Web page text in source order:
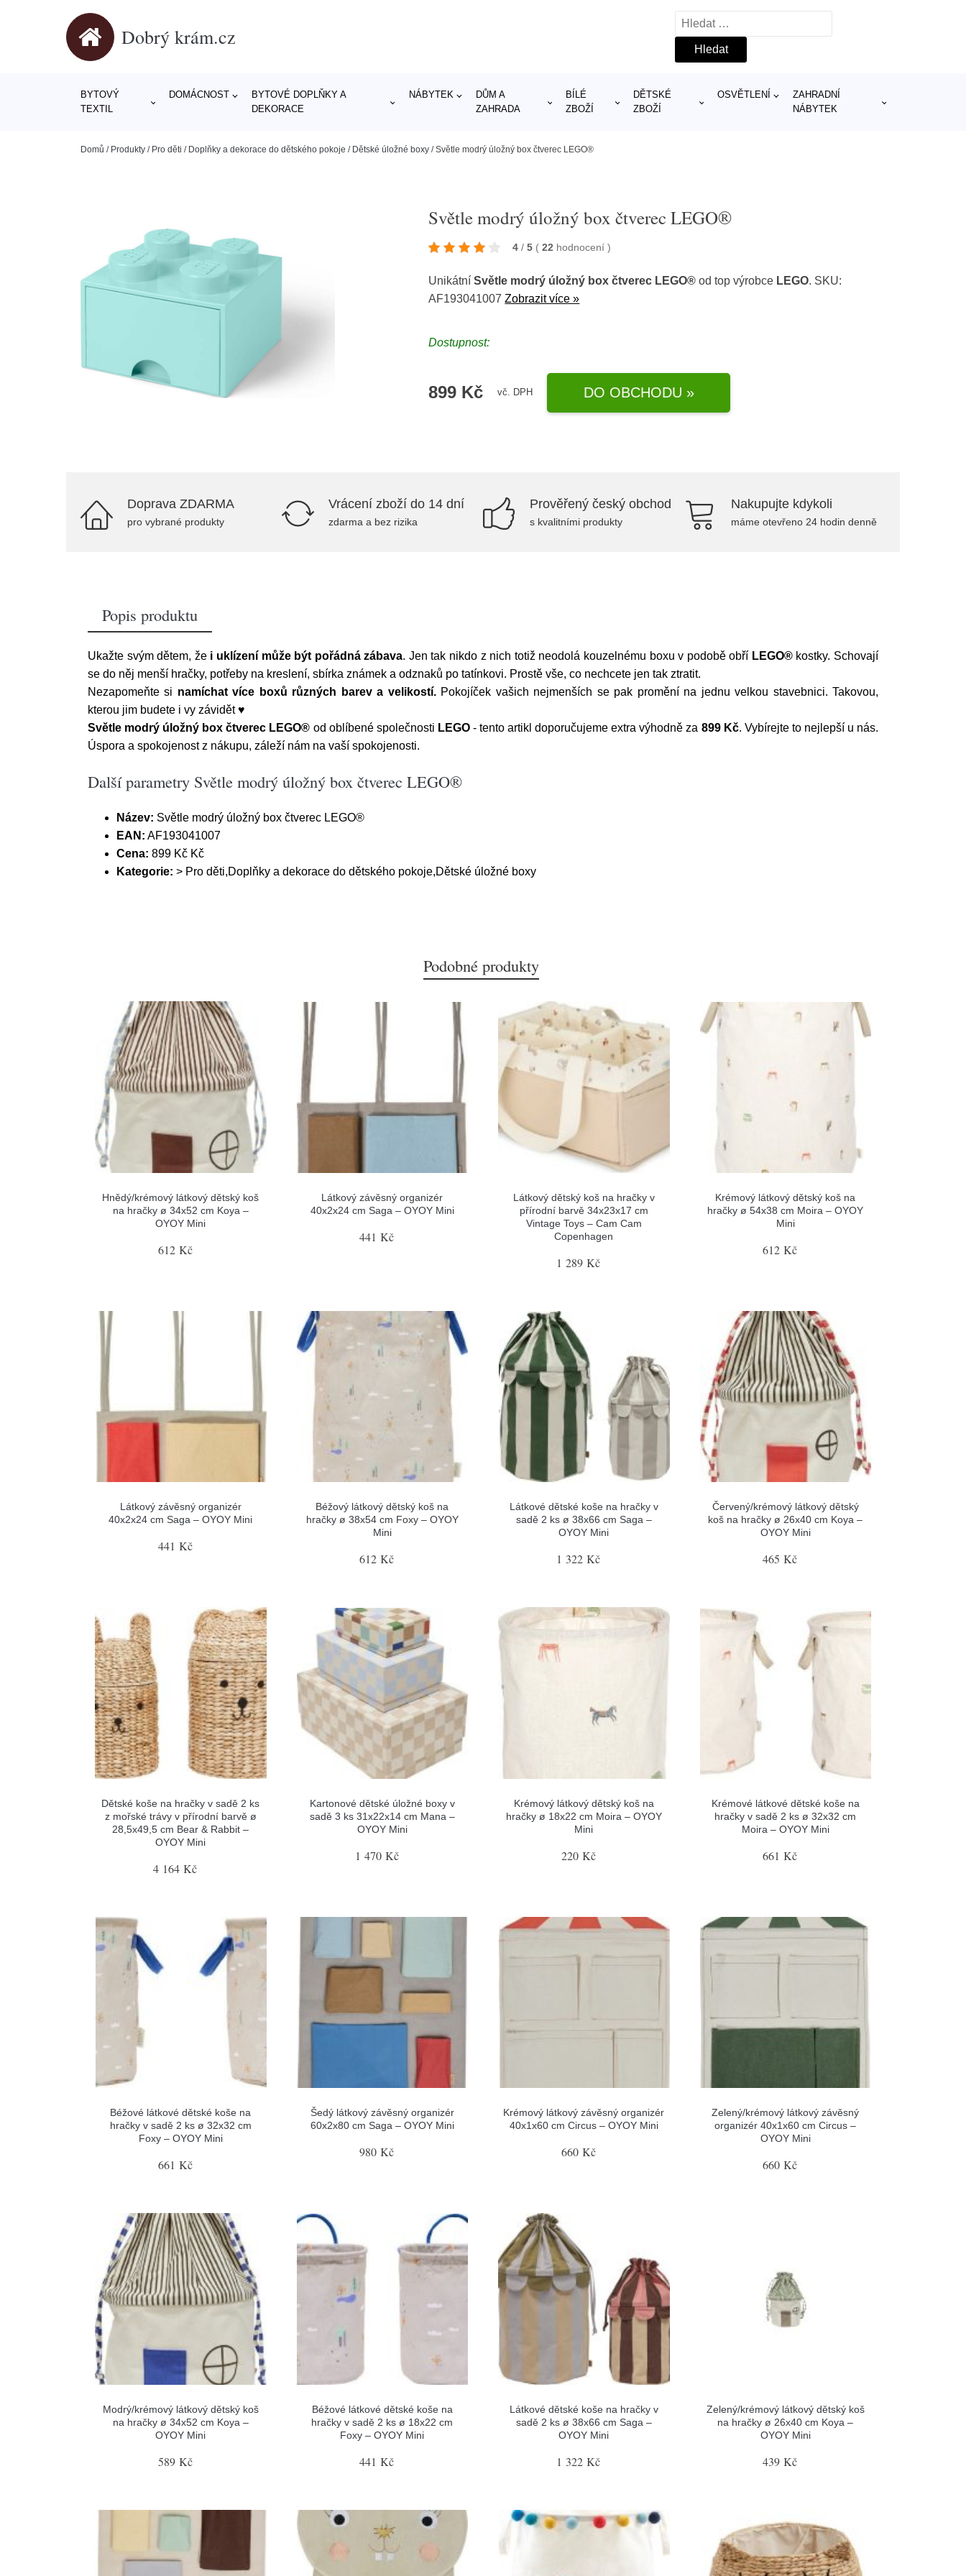
Dobrý krám.cz
Vyhledávání
BYTOVÝ
TEXTIL
DOMÁCNOST
BYTOVÉ DOPLŇKY A
DEKORACE
NÁBYTEK
DŮM A
ZAHRADA
BÍLÉ
ZBOŽÍ
DĚTSKÉ
ZBOŽÍ
OSVĚTLENÍ
ZAHRADNÍ
NÁBYTEK
Domů / Produkty / Pro děti / Doplňky a dekorace do dětského pokoje / Dětské úložné boxy /Světle modrý úložný box čtverec LEGO®
Světle modrý úložný box čtverec LEGO®
4 / 5 ( 22 hodnocení)
UnikátníSvětle modrý úložný box čtverec LEGO® od top výrobce LEGO. SKU:
AF193041007Zobrazit více »
Dostupnost:
899 Kč vč. DPH DO OBCHODU »
Doprava ZDARMA
pro vybrané produkty
Vrácení zboží do 14 dní
zdarma a bez rizika
Prověřený český obchod
s kvalitními produkty
Nakupujte kdykoli
máme otevřeno 24 hodin denně
Popis produktu
Ukažte svým dětem, že i uklízení může být pořádná zábava. Jen tak nikdo z nich totiž neodolá kouzelnému boxu v podobě obří LEGO®kostky. Schovají
se do něj menší hračky, potřeby na kreslení, sbírka známek a odznaků po tatínkovi. Prostě vše, co nechcete jen tak ztratit.
Nezapomeňte si namíchat více boxů různých barev a velikostí.Pokojíček vašich nejmenších se pak promění na jednu velkou stavebnici. Takovou,
kterou jim budete i vy závidět ♥
Světle modrý úložný box čtverec LEGO® od oblíbené společnosti LEGO- tento artikl doporučujeme extra výhodně za 899 Kč. Vybírejte to nejlepší u nás.
Úspora a spokojenost z nákupu, záleží nám na vaší spokojenosti.
Další parametry Světle modrý úložný box čtverec LEGO®
Název: Světle modrý úložný box čtverec LEGO®
EAN: AF193041007
Cena: 899 Kč Kč
Kategorie: > Pro děti,Doplňky a dekorace do dětského pokoje,Dětské úložné boxy
Podobné produkty
Hnědý/krémový látkový dětský koš
na hračky ø 34x52 cm Koya –
OYOY Mini
612 Kč
Látkový závěsný organizér
40x2x24 cm Saga – OYOY Mini
441 Kč
Látkový dětský koš na hračky v
přírodní barvě 34x23x17 cm
Vintage Toys – Cam Cam
Copenhagen
1 289 Kč
Krémový látkový dětský koš na
hračky ø 54x38 cm Moira – OYOY
Mini
612 Kč
Látkový závěsný organizér
40x2x24 cm Saga – OYOY Mini
441 Kč
Béžový látkový dětský koš na
hračky ø 38x54 cm Foxy – OYOY
Mini
612 Kč
Látkové dětské koše na hračky v
sadě 2 ks ø 38x66 cm Saga –
OYOY Mini
1 322 Kč
Červený/krémový látkový dětský
koš na hračky ø 26x40 cm Koya –
OYOY Mini
465 Kč
Dětské koše na hračky v sadě 2 ks
z mořské trávy v přírodní barvě ø
28,5x49,5 cm Bear & Rabbit –
OYOY Mini
4 164 Kč
Kartonové dětské úložné boxy v
sadě 3 ks 31x22x14 cm Mana –
OYOY Mini
1 470 Kč
Krémový látkový dětský koš na
hračky ø 18x22 cm Moira – OYOY
Mini
220 Kč
Krémové látkové dětské koše na
hračky v sadě 2 ks ø 32x32 cm
Moira – OYOY Mini
661 Kč
Béžové látkové dětské koše na
hračky v sadě 2 ks ø 32x32 cm
Foxy – OYOY Mini
661 Kč
Šedý látkový závěsný organizér
60x2x80 cm Saga – OYOY Mini
980 Kč
Krémový látkový závěsný organizér
40x1x60 cm Circus – OYOY Mini
660 Kč
Zelený/krémový látkový závěsný
organizér 40x1x60 cm Circus –
OYOY Mini
660 Kč
Modrý/krémový látkový dětský koš
na hračky ø 34x52 cm Koya –
OYOY Mini
589 Kč
Béžové látkové dětské koše na
hračky v sadě 2 ks ø 18x22 cm
Foxy – OYOY Mini
441 Kč
Látkové dětské koše na hračky v
sadě 2 ks ø 38x66 cm Saga –
OYOY Mini
1 322 Kč
Zelený/krémový látkový dětský koš
na hračky ø 26x40 cm Koya –
OYOY Mini
439 Kč